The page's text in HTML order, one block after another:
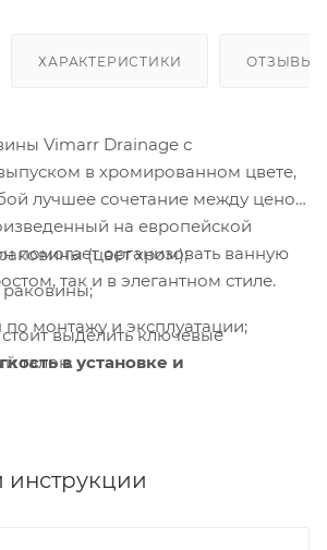
ХАРАКТЕРИСТИКИ ОТЗЫВЫ
Vimarr Drainage с
в хромированном цвете,
лучшее сочетание между ценой
на европейской
помогает организовать ванную
так и в элегантном стиле.
выделить ключевые
в установке и
монтаж. Сборка и монтаж
минут.
(цвет хром);
раковины;
по монтажу и эксплуатации;
талон.